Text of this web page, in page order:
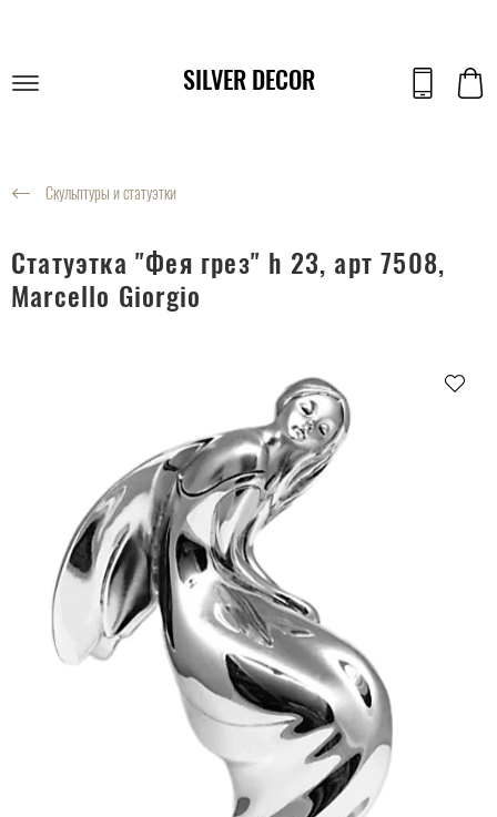
SILVER DECOR
Скульптуры и статуэтки
Статуэтка "Фея грез" h 23, арт 7508,
Marcello Giorgio